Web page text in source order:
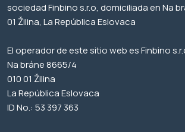
sociedad Finbino s.r.o, domiciliada en Na
01 Žilina, La República Eslovaca
El operador de este sitio web es Finbino
Na bráne 8665/4
010 01 Žilina
La República Eslovaca
ID No.: 53 397 363